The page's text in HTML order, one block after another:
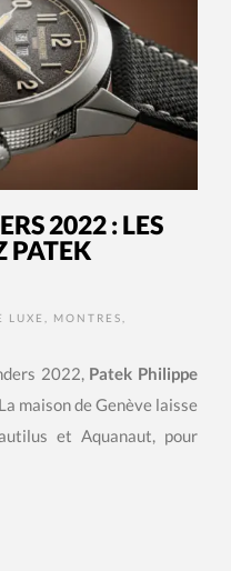
2022 : LES
PATEK
LUXE MONTRES
2022, Patek Philippe
maison de Genève laisse
et Aquanaut, pour